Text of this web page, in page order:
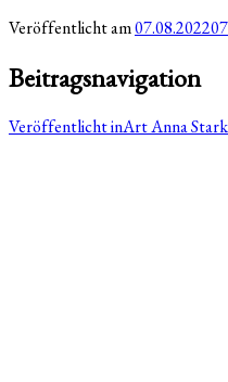
Veröffentlicht am07.08.2022
Beitragsnavigation
Veröffentlicht inArt Anna